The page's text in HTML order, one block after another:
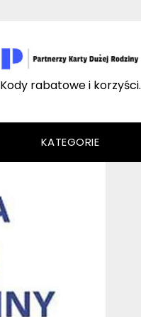
Kody rabatowe i korzyści.
KATEGORIE